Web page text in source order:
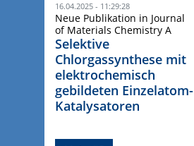
16.04.2025 - 11:29:28
Neue Publikation in Journal
of Materials Chemistry A
Selektive
Chlorgassynthese mit
elektrochemisch
gebildeten Einzelatom-
Katalysatoren